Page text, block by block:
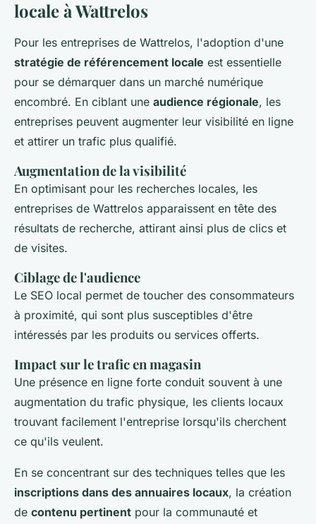
locale à Wattrelos
Pour les entreprises de Wattrelos, l'adoption d'une
stratégie de référencement locale est essentielle
pour se démarquer dans un marché numérique
encombré. En ciblant une audience régionale, les
entreprises peuvent augmenter leur visibilité en ligne
et attirer un trafic plus qualifié.
Augmentation de la visibilité
En optimisant pour les recherches locales, les
entreprises de Wattrelos apparaissent en tête des
résultats de recherche, attirant ainsi plus de clics et
de visites.
Ciblage de l'audience
Le SEO local permet de toucher des consommateurs
à proximité, qui sont plus susceptibles d'être
intéressés par les produits ou services offerts.
Impact sur le trafic en magasin
Une présence en ligne forte conduit souvent à une
augmentation du trafic physique, les clients locaux
trouvant facilement l'entreprise lorsqu'ils cherchent
ce qu'ils veulent.
En se concentrant sur des techniques telles que les
inscriptions dans des annuaires locaux, la création
de contenu pertinent pour la communauté et